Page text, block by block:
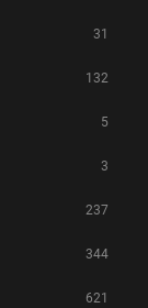
31
132
5
3
237
344
621